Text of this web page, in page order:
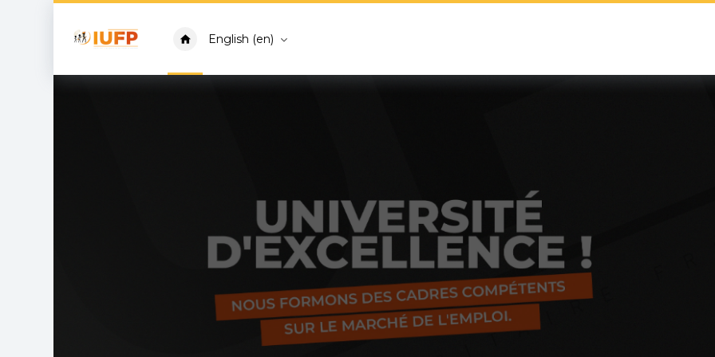
English ‎(en)‎